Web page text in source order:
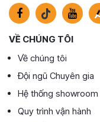
VỀ CHÚNG TÔI
Về chúng tôi
Đội ngũ Chuyên gia
Hệ thống showroom
Quy trình vận hành